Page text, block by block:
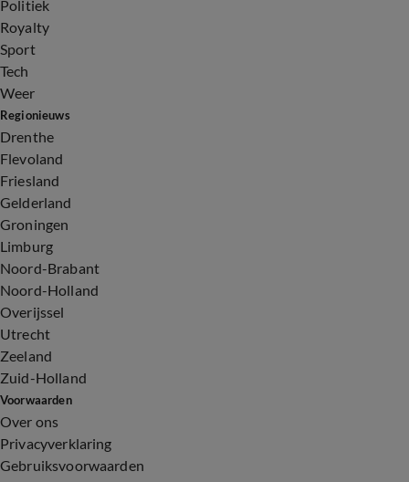
Politiek
Royalty
Sport
Tech
Weer
Regionieuws
Drenthe
Flevoland
Friesland
Gelderland
Groningen
Limburg
Noord-Brabant
Noord-Holland
Overijssel
Utrecht
Zeeland
Zuid-Holland
Voorwaarden
Over ons
Privacyverklaring
Gebruiksvoorwaarden